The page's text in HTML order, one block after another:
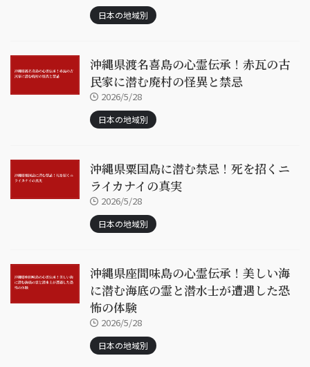
日本の地域別
沖縄県渡名喜島の心霊伝承！赤瓦の古
民家に潜む廃村の怪異と禁忌
2026/5/28
日本の地域別
沖縄県粟国島に潜む禁忌！死を招くニ
ライカナイの真実
2026/5/28
日本の地域別
沖縄県座間味島の心霊伝承！美しい海
に潜む海底の霊と潜水士が遭遇した恐
怖の体験
2026/5/28
日本の地域別